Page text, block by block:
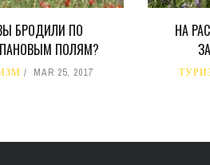
БРОДИЛИ ПО
ПОЛЯМ?
MAR 25, 2017
НА